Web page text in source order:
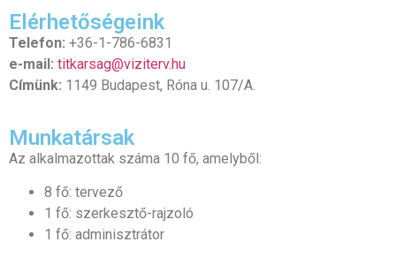
Elérhetőségeink
Telefon: +36-1-786-6831
e-mail: titkarsag@viziterv.hu
Címünk: 1149 Budapest, Róna u. 107/A.
Munkatársak
Az alkalmazottak száma 10 fő, amelyből:
8 fő: tervező
1 fő: szerkesztő-rajzoló
1 fő: adminisztrátor